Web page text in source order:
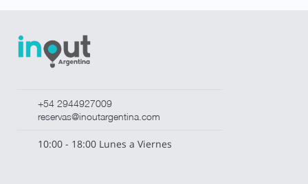
+54 2944927009
reservas@inoutargentina.com
10:00 - 18:00 Lunes a Viernes